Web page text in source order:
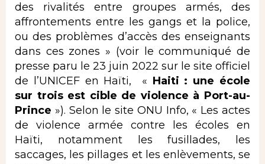
des rivalités entre groupes armés, des
affrontements entre les gangs et la police,
ou des problèmes d’accès des enseignants
dans ces zones » (voir le communiqué de
presse paru le 23 juin 2022 sur le site officiel
de l’UNICEF en Haïti, « Haiti : une école
sur trois est cible de violence à Port-au-
Prince »). Selon le site ONU Info, « Les actes
de violence armée contre les écoles en
Haïti, notamment les fusillades, les
saccages, les pillages et les enlèvements, se